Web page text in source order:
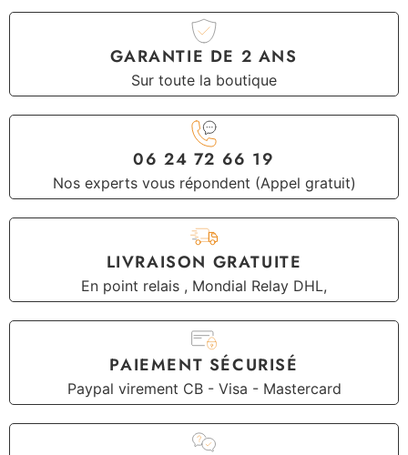
GARANTIE DE 2 ANS
Sur toute la boutique
06 24 72 66 19
Nos experts vous répondent (Appel gratuit)
LIVRAISON GRATUITE
En point relais , Mondial Relay DHL,
PAIEMENT SÉCURISÉ
Paypal virement CB - Visa - Mastercard